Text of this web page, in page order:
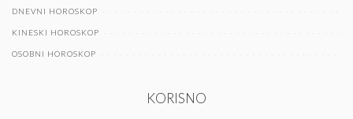
DNEVNI HOROSKOP
KINESKI HOROSKOP
OSOBNI HOROSKOP
KORISNO